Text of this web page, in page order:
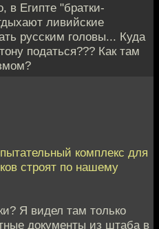
в Египте "братки-
ливийские
русским головы... Куда
податься??? Как там
комплекс для
строят по нашему
Я видел там только
документы из штаба в